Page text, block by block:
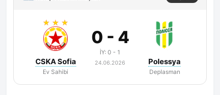
CSKA Sofia
Ev Sahibi
0 - 4
İY: 0 - 1
24.06.2026 Polessya
Deplasman